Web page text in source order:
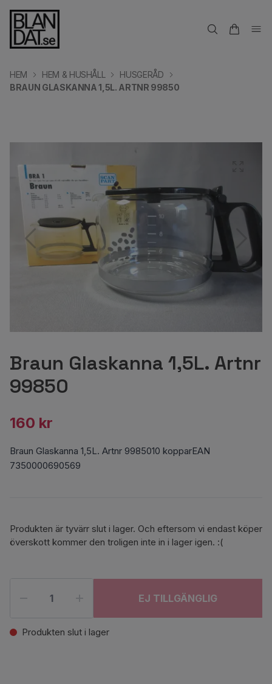
HEM HEM & HUSHÅLL
HUSGERÅD
BRAUN GLASKANNA 1,5L. ARTNR 99850
Braun Glaskanna 1,5L. Artnr
99850
160 kr
Braun Glaskanna 1,5L. Artnr 9985010 kopparEAN
7350000690569
Produkten är tyvärr slut i lager. Och eftersom vi endast köper
överskott kommer den troligen inte in i lager igen. :(
EJ TILLGÄNGLIG
Produkten slut i lager